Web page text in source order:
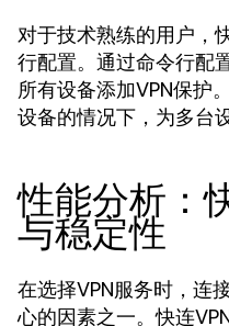
对于技术熟练的用户，
行配置。通过命令行配
所有设备添加VPN保护
设备的情况下，为多台
性能分析：
与稳定性
在选择VPN服务时，连
心的因素之一。快连